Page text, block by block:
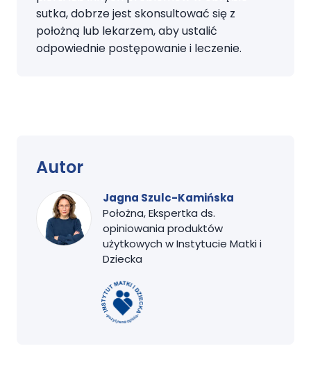
sutka, dobrze jest skonsultować się z
położną lub lekarzem, aby ustalić
odpowiednie postępowanie i leczenie.
Autor
Jagna Szulc-Kamińska
Położna, Ekspertka ds.
opiniowania produktów
użytkowych w Instytucie Matki i
Dziecka